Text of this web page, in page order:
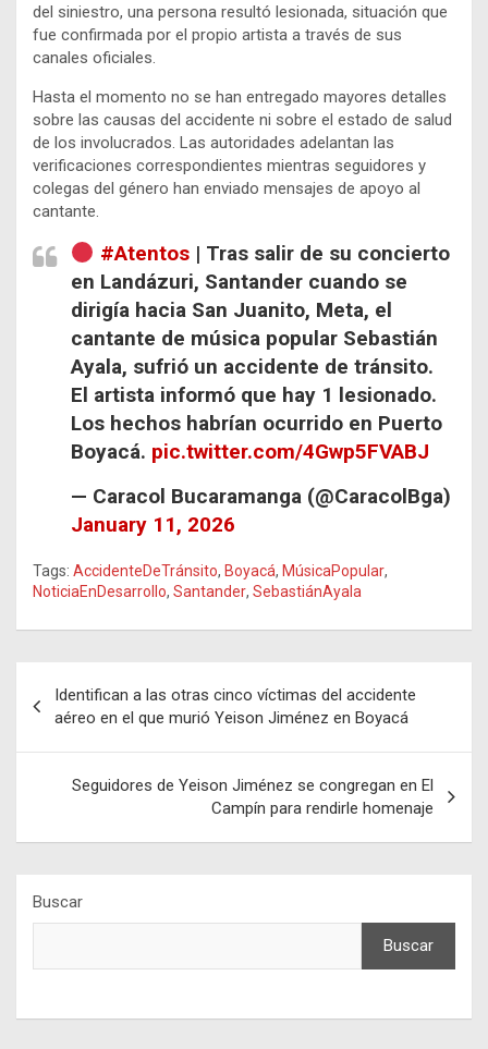
del siniestro, una persona resultó lesionada, situación que
fue confirmada por el propio artista a través de sus
canales oficiales.
Hasta el momento no se han entregado mayores detalles
sobre las causas del accidente ni sobre el estado de salud
de los involucrados. Las autoridades adelantan las
verificaciones correspondientes mientras seguidores y
colegas del género han enviado mensajes de apoyo al
cantante.
#Atentos| Tras salir de su concierto
en Landázuri, Santander cuando se
dirigía hacia San Juanito, Meta, el
cantante de música popular Sebastián
Ayala, sufrió un accidente de tránsito.
El artista informó que hay 1 lesionado.
Los hechos habrían ocurrido en Puerto
Boyacá. pic.twitter.com/4Gwp5FVABJ
— Caracol Bucaramanga (@CaracolBga)
January 11, 2026
Tags: AccidenteDeTránsito, Boyacá, MúsicaPopular,
NoticiaEnDesarrollo, Santander, SebastiánAyala
de
entradas
Identifican a las otras cinco víctimas del accidente
aéreo en el que murió Yeison Jiménez en Boyacá
Seguidores de Yeison Jiménez se congregan en El
Campín para rendirle homenaje
Buscar
Buscar